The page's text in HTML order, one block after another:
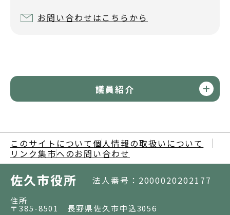
お問い合わせはこちらから
議員紹介
このサイトについて 個人情報の取扱いについて
リンク集市へのお問い合わせ
佐久市役所 法人番号：2000020202177
住所
〒385-8501 長野県佐久市中込3056